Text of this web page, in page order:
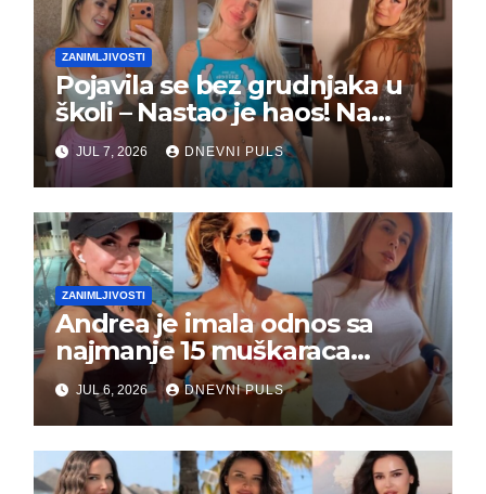
ZANIMLJIVOSTI
Pojavila se bez grudnjaka u
školi – Nastao je haos! Na
grupi je majke napale (FOTO)
JUL 7, 2026 DNEVNI PULS
ZANIMLJIVOSTI
Andrea je imala odnos sa
najmanje 15 muškaraca
odjednom – „Doktor mi je
rekao…“ (FOTO)
JUL 6, 2026 DNEVNI PULS